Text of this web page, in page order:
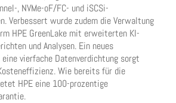
, NVMe-oF/FC- und iSCSi-
Verbessert wurde zudem die Verwaltung
HPE GreenLake mit erweiterten KI-
und Analysen. Ein neues
vierfache Datenverdichtung sorgt
Wie bereits für die
HPE eine 100-prozentige